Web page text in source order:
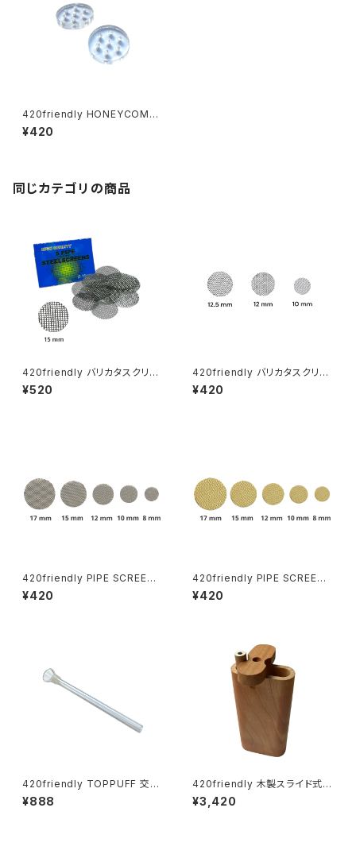
420friendly HONEYCOMB
GLASS PIPE SCREEN ハニカ
ムガラス パイプスクリーン（ 6m
¥420
同じカテゴリの商品
420friendly バリカタスクリー
ン "BLACK LEAF" 10枚セット1
5mm パイプ ボング用 スクリー
¥520
420friendly バリカタスクリー
ン “PIPE SCREENS” ステンレ
ス 20枚セット（ 10mm / 12mm
¥420
420friendly PIPE SCREENS
（パイプスクリーン）20枚セット
パイプ／ボング／ヴェポライザ
¥420
420friendly PIPE SCREENS
（パイプスクリーン）20枚セット
パイプ／ボング／ヴェポライザ
¥420
420friendly TOPPUFF 交換
用ガラスステム｜ペットボトルコ
ンバーター＆ポータブルボング
¥888
420friendly 木製スライド式D
ugout｜ワンヒット専用パイプ
セット（アメリカ製）10cm
¥3,420